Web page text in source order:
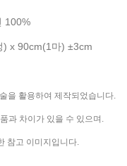
100%
) x 90cm(1마) ±3cm
을 활용하여 제작되었습니다.
과 차이가 있을 수 있으며.
참고 이미지입니다.